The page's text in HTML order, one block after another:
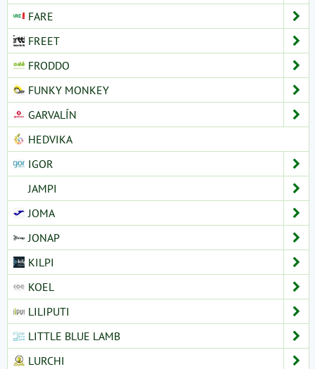
FARE
FREET
FRODDO
FUNKY MONKEY
GARVALÍN
HEDVIKA
IGOR
JAMPI
JOMA
JONAP
KILPI
KOEL
LILIPUTI
LITTLE BLUE LAMB
LURCHI